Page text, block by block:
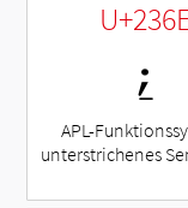
⍮
APL-
unterstrichenes